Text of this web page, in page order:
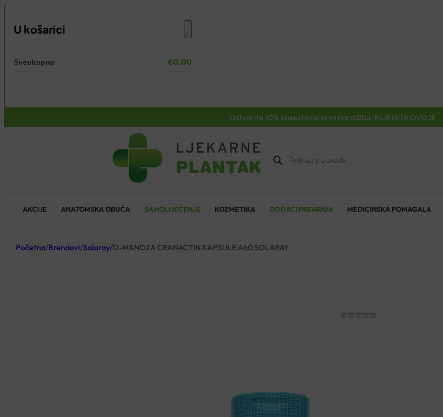
U košarici
Nema proizvoda u košarici.
Sveukupno €0.00
Ostvarite 10% popusta na prvu narudžbu. KLIKNITE OVDJE
Products
search
AKCIJE ANATOMSKA OBUĆA SAMOLIJEČENJE KOZMETIKA DODACI PREHRANI MEDICINSKA POMAGALA
Početna/Brendovi/Solaray/D-MANOZA CRANACTIN KAPSULE A60 SOLARAY
D-MANOZA
Kombinacija D-manoze i
djelovanje protiv adhezije